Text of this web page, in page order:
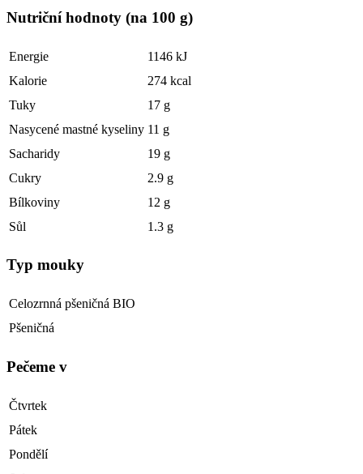
Nutriční hodnoty (na 100 g)
Energie
1146 kJ
Kalorie
274 kcal
Tuky
17 g
Nasycené mastné kyseliny 11 g
Sacharidy
19 g
Cukry
2.9 g
Bílkoviny
12 g
Sůl
1.3 g
Typ mouky
Celozrnná pšeničná BIO
Pšeničná
Pečeme v
Čtvrtek
Pátek
Pondělí